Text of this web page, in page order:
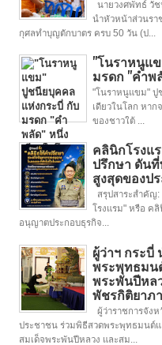
นายวงศพัทธ์ วั
นำหัวหน้าส่วนรา
กุศลทำบุญตักบาตร ครบ 50 วัน (ป...
"โนราหนูแ
มรดก "คำพ
"โนราหนูแขม" ปู
เดียวในโลก หา
ของชาวใต้ ...
คลินิกโรงแ
ปรึกษา ดัน
สูงสุดของป
สรุปสาระสำคัญ:
โรงแรม" หรือ ค
อนุญาตประกอบธุรกิจ...
ผู้ว่าฯ กระ
พระพุทธมน
พระพันปีหล
พัชรกิติยาภ
ผู้ว่าราชการจัง
ประชาชน ร่วมพิธีสวดพระพุทธมนต์
สมเด็จพระพันปีหลวง และสม...